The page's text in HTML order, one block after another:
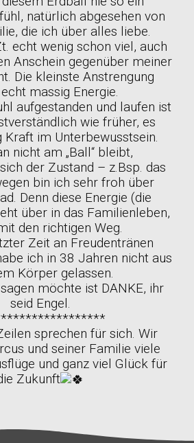
natürlich abgesehen von
die ich über alles liebe.
echt wenig schon viel, auch
Anschein gegenüber meiner
Die kleinste Anstrengung
massig Energie.
aufgestanden und laufen ist
wie früher, es
Kraft im Unterbewusstsein.
nicht am „Ball“ bleibt,
der Zustand – z.Bsp. das
bin ich sehr froh über
Denn diese Energie (die
über in das Familienleben,
den richtigen Weg.
Zeit an Freudentränen
ich in 38 Jahren nicht aus
Körper gelassen.
möchte ist DANKE, ihr
seid Engel.
sprechen für sich. Wir
und seiner Familie viele
und ganz viel Glück für
Zukunft